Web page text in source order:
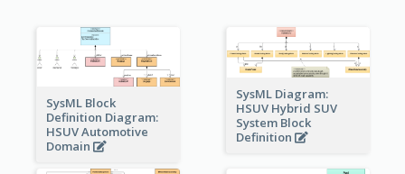
SysML Block
Definition Diagram:
HSUV Automotive
Domain
SysML Diagram:
HSUV Hybrid SUV
System Block
Definition